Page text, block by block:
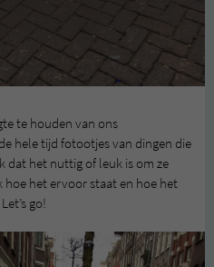
te houden van ons
hele tijd fotootjes van dingen die
dat het nuttig of leuk is om ze
het ervoor staat en hoe het
go!